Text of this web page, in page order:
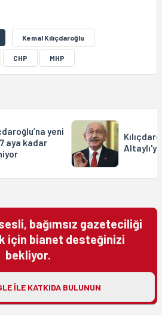
Kemal Kılıçdaroğlu
CHP MHP
yeni
aya kadar
bağımsız gazeteciliği
için bianet desteğinizi
bekliyor.
ILE KATKIDA BULUNUN